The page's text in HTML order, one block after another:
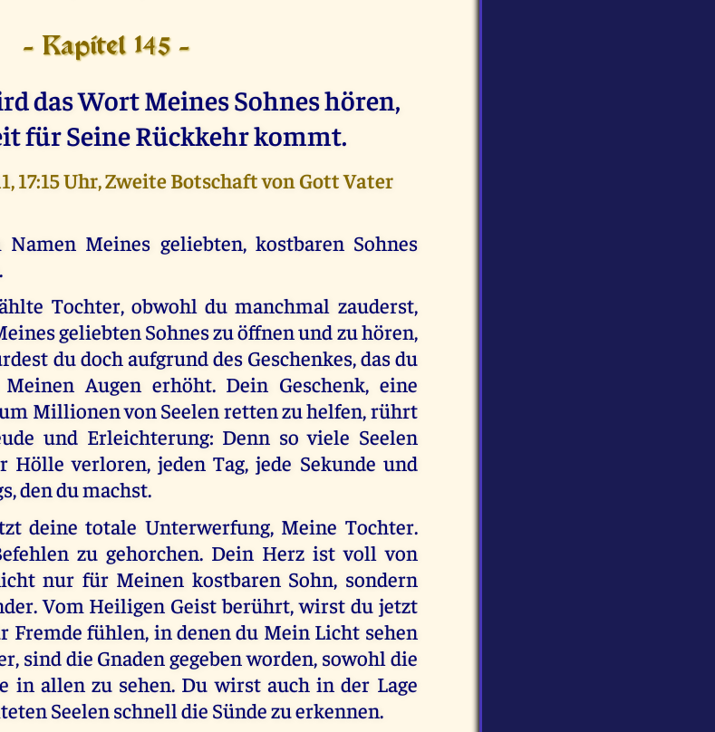
- Kapitel 145 -
das Wort Meines Sohnes hören,
für Seine Rückkehr kommt.
17:15 Uhr, Zweite Botschaft von Gott Vater
Meines geliebten, kostbaren Sohnes
Tochter, obwohl du manchmal zauderst,
geliebten Sohnes zu öffnen und zu hören,
du doch aufgrund des Geschenkes, das du
Augen erhöht. Dein Geschenk, eine
Millionen von Seelen retten zu helfen, rührt
und Erleichterung: Denn so viele Seelen
Hölle verloren, jeden Tag, jede Sekunde und
den du machst.
deine totale Unterwerfung, Meine Tochter.
zu gehorchen. Dein Herz ist voll von
nur für Meinen kostbaren Sohn, sondern
Vom Heiligen Geist berührt, wirst du jetzt
Fremde fühlen, in denen du Mein Licht sehen
sind die Gnaden gegeben worden, sowohl die
in allen zu sehen. Du wirst auch in der Lage
Seelen schnell die Sünde zu erkennen.